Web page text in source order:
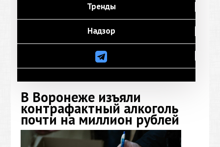
Тренды
Надзор
В Воронеже изъяли
контрафактный алкоголь
почти на миллион рублей